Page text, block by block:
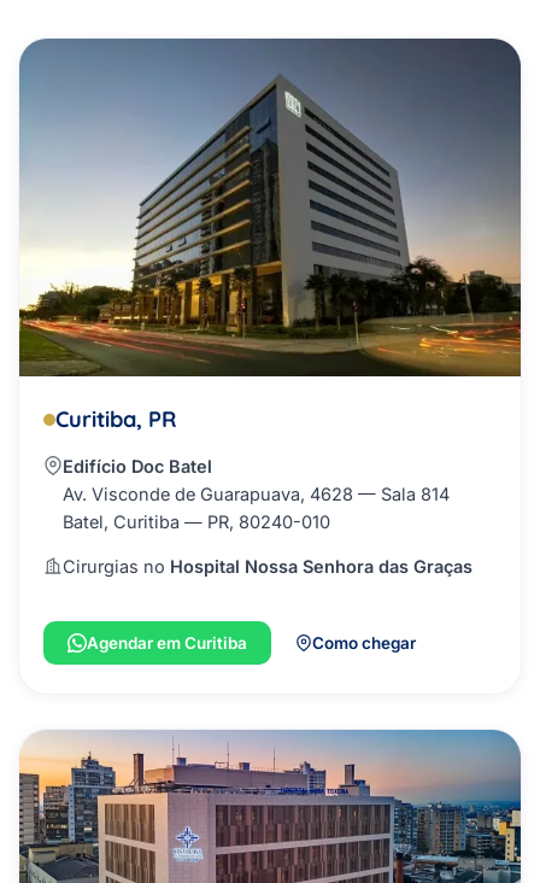
Curitiba, PR
Edifício Doc Batel
Av. Visconde de Guarapuava, 4628 — Sala 814
Batel, Curitiba — PR, 80240-010
Cirurgias no Hospital Nossa Senhora das Graças
Agendar em Curitiba Como chegar